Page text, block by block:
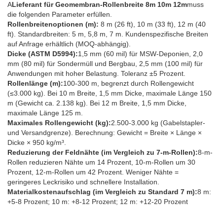
ALieferant für Geomembran-Rollenbreite 8m 10m 12mmuss
die folgenden Parameter erfüllen.
Rollenbreitenoptionen (m): 8 m (26 ft), 10 m (33 ft), 12 m (40
ft). Standardbreiten: 5 m, 5,8 m, 7 m. Kundenspezifische Breiten
auf Anfrage erhältlich (MOQ-abhängig).
Dicke (ASTM D5994):1,5 mm (60 mil) für MSW-Deponien, 2,0
mm (80 mil) für Sondermüll und Bergbau, 2,5 mm (100 mil) für
Anwendungen mit hoher Belastung. Toleranz ±5 Prozent.
Rollenlänge (m):100-300 m, begrenzt durch Rollengewicht
(≤3.000 kg). Bei 10 m Breite, 1,5 mm Dicke, maximale Länge 150
m (Gewicht ca. 2.138 kg). Bei 12 m Breite, 1,5 mm Dicke,
maximale Länge 125 m.
Maximales Rollengewicht (kg):2.500-3.000 kg (Gabelstapler-
und Versandgrenze). Berechnung: Gewicht = Breite × Länge ×
Dicke × 950 kg/m³.
Reduzierung der Feldnähte (im Vergleich zu 7-m-Rollen):8-m-
Rollen reduzieren Nähte um 14 Prozent, 10-m-Rollen um 30
Prozent, 12-m-Rollen um 42 Prozent. Weniger Nähte =
geringeres Leckrisiko und schnellere Installation.
Materialkostenaufschlag (im Vergleich zu Standard 7 m):8 m:
+5-8 Prozent; 10 m: +8-12 Prozent; 12 m: +12-20 Prozent